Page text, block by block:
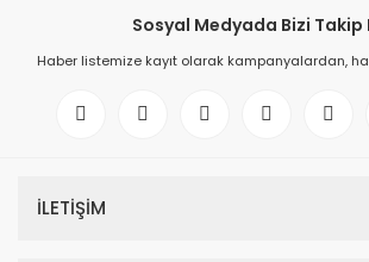
Sosyal Medyada Bizi Takip
Haber listemize kayıt olarak kampanyalardan,
İLETİŞİM